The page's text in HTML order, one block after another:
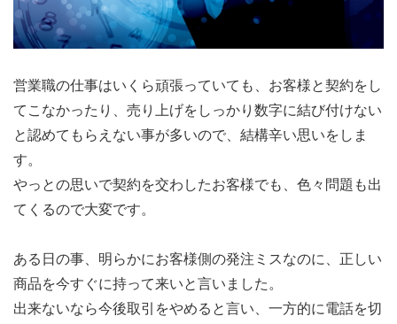
営業職の仕事はいくら頑張っていても、お客様と契約をし
てこなかったり、売り上げをしっかり数字に結び付けない
と認めてもらえない事が多いので、結構辛い思いをしま
す。
やっとの思いで契約を交わしたお客様でも、色々問題も出
てくるので大変です。
ある日の事、明らかにお客様側の発注ミスなのに、正しい
商品を今すぐに持って来いと言いました。
出来ないなら今後取引をやめると言い、一方的に電話を切